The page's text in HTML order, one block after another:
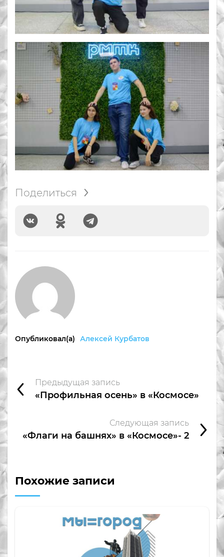
Поделиться
Опубликовал(а) Алексей Курбатов
Предыдущая запись
«Профильная осень» в «Космосе»
Следующая запись
«Флаги на башнях» в «Космосе»- 2
Похожие записи